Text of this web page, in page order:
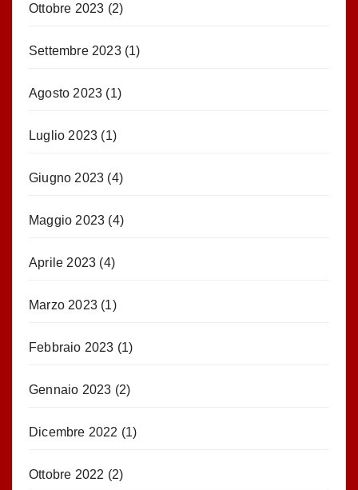
Ottobre 2023 (2)
Settembre 2023(1)
Agosto 2023 (1)
Luglio 2023 (1)
Giugno 2023 (4)
Maggio 2023 (4)
Aprile 2023 (4)
Marzo 2023 (1)
Febbraio 2023 (1)
Gennaio 2023 (2)
Dicembre 2022 (1)
Ottobre 2022 (2)